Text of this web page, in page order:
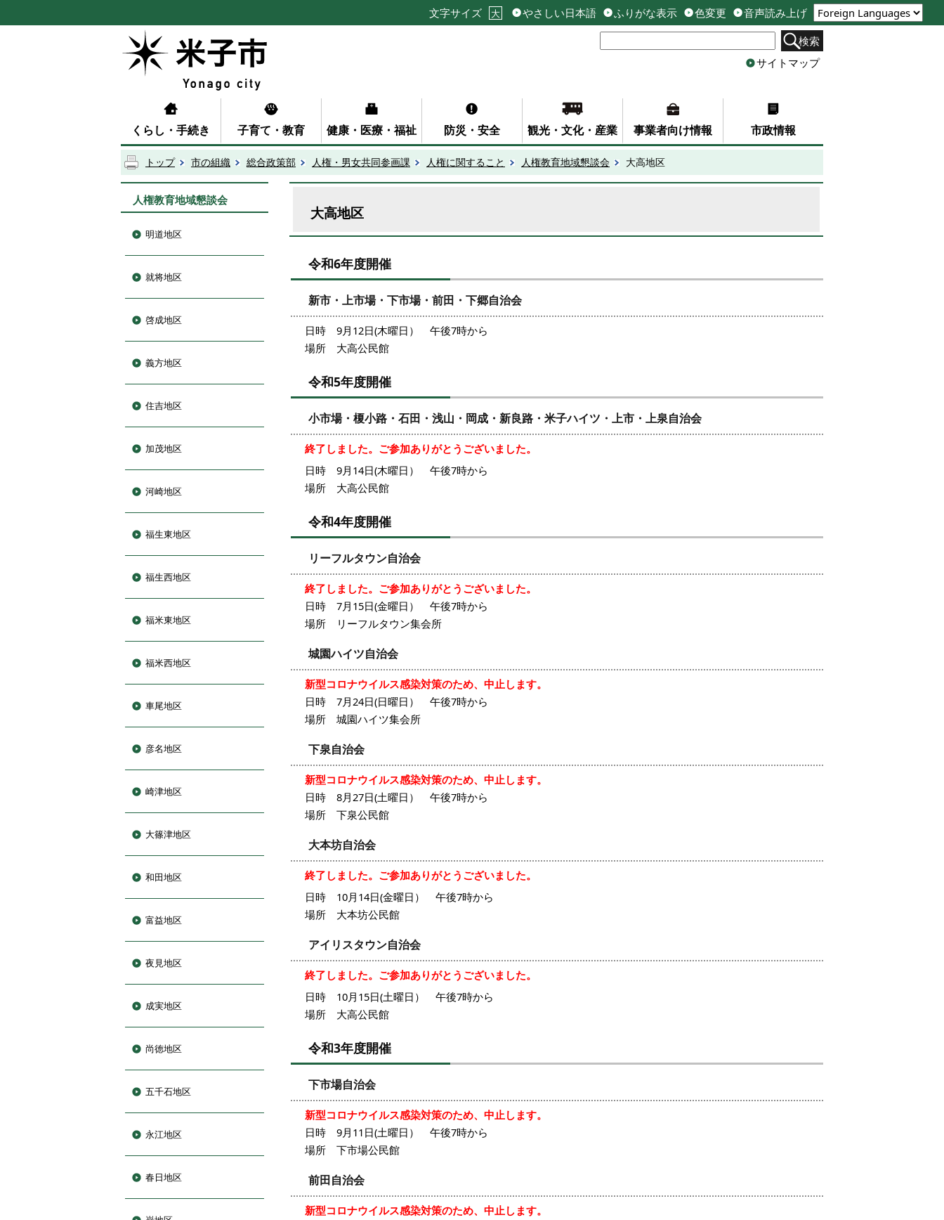
文字サイズ 大 やさしい日本語 ふりがな表示 色変更
音声読み上げ
検索
サイトマップ
くらし・手続き 子育て・教育 健康・医療・福祉 防災・安全 観光・文化・産業 事業者向け情報 市政情報
トップ 市の組織 総合政策部 人権・男女共同参画課 人権に関すること 人権教育地域懇談会 大高地区
人権教育地域懇談会
明道地区
就将地区
啓成地区
義方地区
住吉地区
加茂地区
河崎地区
福生東地区
福生西地区
福米東地区
福米西地区
車尾地区
彦名地区
崎津地区
大篠津地区
和田地区
富益地区
夜見地区
成実地区
尚徳地区
五千石地区
永江地区
春日地区
大高地区
令和6年度開催
新市・上市場・下市場・前田・下郷自治会
日時 9月12日(木曜日） 午後7時から
場所 大高公民館
令和5年度開催
小市場・榎小路・石田・浅山・岡成・新良路・米子ハイツ・上市・上泉自治会
終了しました。ご参加ありがとうございました。
日時 9月14日(木曜日） 午後7時から
場所 大高公民館
令和4年度開催
リーフルタウン自治会
終了しました。ご参加ありがとうございました。
日時 7月15日(金曜日） 午後7時から
場所 リーフルタウン集会所
城園ハイツ自治会
新型コロナウイルス感染対策のため、中止します。
日時 7月24日(日曜日） 午後7時から
場所 城園ハイツ集会所
下泉自治会
新型コロナウイルス感染対策のため、中止します。
日時 8月27日(土曜日） 午後7時から
場所 下泉公民館
大本坊自治会
終了しました。ご参加ありがとうございました。
日時 10月14日(金曜日） 午後7時から
場所 大本坊公民館
アイリスタウン自治会
終了しました。ご参加ありがとうございました。
日時 10月15日(土曜日） 午後7時から
場所 大高公民館
令和3年度開催
下市場自治会
新型コロナウイルス感染対策のため、中止します。
日時 9月11日(土曜日） 午後7時から
場所 下市場公民館
前田自治会
新型コロナウイルス感染対策のため、中止します。